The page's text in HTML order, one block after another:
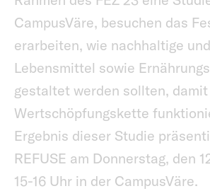
CampusVäre, besuchen das
erarbeiten, wie nachhaltige
Lebensmittel sowie
gestaltet werden sollten,
Wertschöpfungskette
Ergebnis dieser Studie
REFUSE am Donnerstag, den
15-16 Uhr in der CampusVäre.